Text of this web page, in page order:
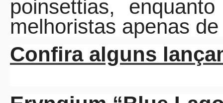
poinsettias,
melhoristas apenas
Confira alguns